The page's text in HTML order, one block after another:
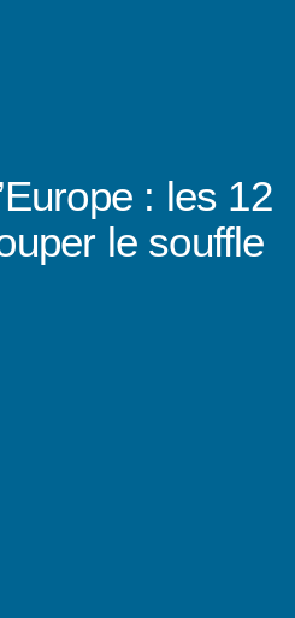
: les 12
le souffle